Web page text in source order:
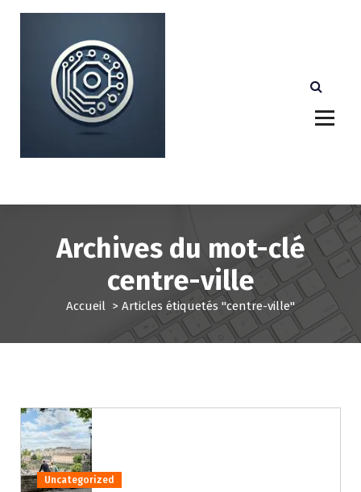
e
Archives du mot-clé
centre-ville
Accueil > Articles étiquetés "centre-ville"
Uncategorized